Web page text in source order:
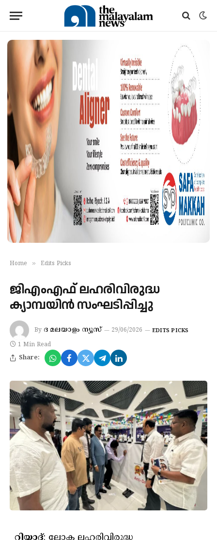
Home » Edits Picks
ജിഎംഎഫ് ലഹരിവിരുദ്ധ
ക്യാമ്പയിന്‍ സംഘടിപ്പിച്ചു
By ദ മലയാളം ന്യൂസ് 29/06/2026 EDITS PICKS
1 Min Read
Share:
റിയാദ്: ലോക ലഹരിവിരുദ്ധ